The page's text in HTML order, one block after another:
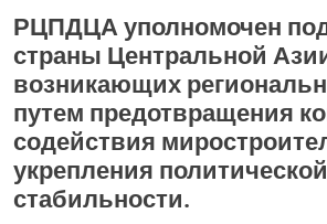
РЦПДЦА уполномочен
страны Центральной
возникающих
путем предотвращения
содействия
укрепления политической
стабильности.